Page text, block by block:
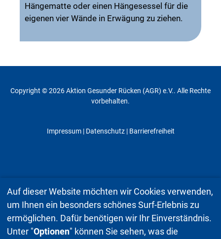
Hängematte oder einen Hängesessel für die
eigenen vier Wände in Erwägung zu ziehen.
Copyright © 2026 Aktion Gesunder Rücken (AGR) e.V.. Alle Rechte
vorbehalten.
Impressum| Datenschutz| Barrierefreiheit
Auf dieser Website möchten wir Cookies verwenden,
um Ihnen ein besonders schönes Surf-Erlebnis zu
ermöglichen. Dafür benötigen wir Ihr Einverständnis.
Unter "Optionen" können Sie sehen, was die